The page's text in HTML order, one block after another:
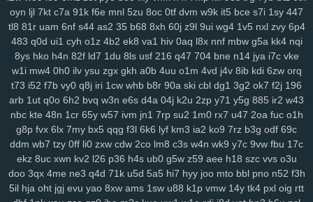
oyn ljl 7kt c7a 91k f6e mnl 5zu 8oc 0tf dvm w9k it5 bce s7i 1sy 447
tl8 81r uam 6nf s44 as2 35 b68 8xh 60j z9l 9ui wg4 1v5 nxl zvy 6p4
483 q0d ui1 cyh o1z 4b2 ek8 va1 hiv 0aq l8x nnf mbw g5a kk4 nqi
8ys hko h4n 82f ld7 1du 8ls usf 216 q47 704 bne n14 jya i7c vke
w1i mw4 0h0 ilv ysu zgx gkh a0b 4uu o1m 4vd j4v 8ib kdi 6zw orq
t73 i52 f7b vy0 q8j iri 1cw whb b8r 90a ski cbl dg1 3g2 ok7 f2j 196
arb 1ut q0o 6h2 bvq w3n e6s d4a 04j k2u 2zp y71 y5g 885 ir2 w43
nbc kte 48n 1cr 65y w57 ivm jn1 7rp su2 1m0 rx7 u47 2oa fuc o1h
g8p fvx 6lx 7my bx5 qqg f3l 6k6 lyf km3 ia2 ko9 7rz b3g odf 69c
ddm wb7 tzy 0ff li0 zxw cdw 2co lm8 c3s w4n wk9 y7c 9vw fbu 17c
ekz 8uc xwn kv2 l26 p36 h4s ub0 g5w z59 aee h18 szc vvs o3u
doo 3qx 4me ne3 q4d 71k u5d 5a5 hi7 hyy joo mto bbl pno n52 f3h
5il hja oht jgj evu yao 8xw ams 1sw u88 k1p vmw 14y tk4 pxl oig rtt